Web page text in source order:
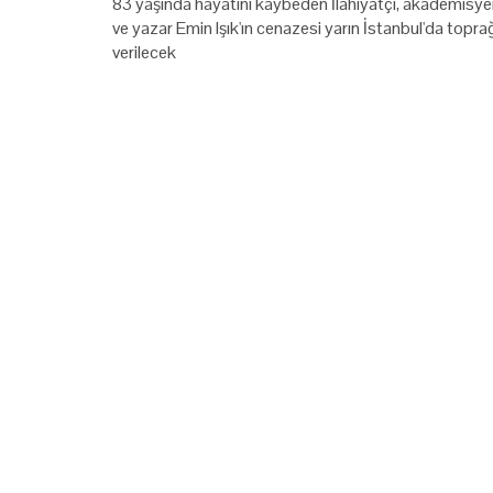
ve yazar Emin Işık'ın cenazesi yarın İstanbul'da
verilecek